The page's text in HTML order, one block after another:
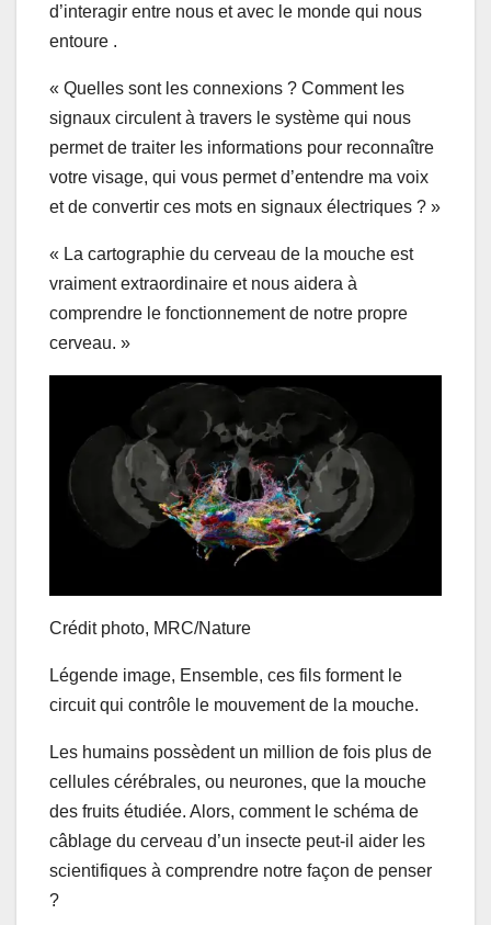
d’interagir entre nous et avec le monde qui nous
entoure .
« Quelles sont les connexions ? Comment les
signaux circulent à travers le système qui nous
permet de traiter les informations pour reconnaître
votre visage, qui vous permet d’entendre ma voix
et de convertir ces mots en signaux électriques ? »
« La cartographie du cerveau de la mouche est
vraiment extraordinaire et nous aidera à
comprendre le fonctionnement de notre propre
cerveau. »
Crédit photo, MRC/Nature
Légende image, Ensemble, ces fils forment le
circuit qui contrôle le mouvement de la mouche.
Les humains possèdent un million de fois plus de
cellules cérébrales, ou neurones, que la mouche
des fruits étudiée. Alors, comment le schéma de
câblage du cerveau d’un insecte peut-il aider les
scientifiques à comprendre notre façon de penser
?